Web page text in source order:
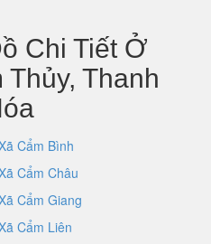
Chi Tiết Ở
Thanh
Cẩm Bình
Cẩm Châu
Cẩm Giang
Cẩm Liên